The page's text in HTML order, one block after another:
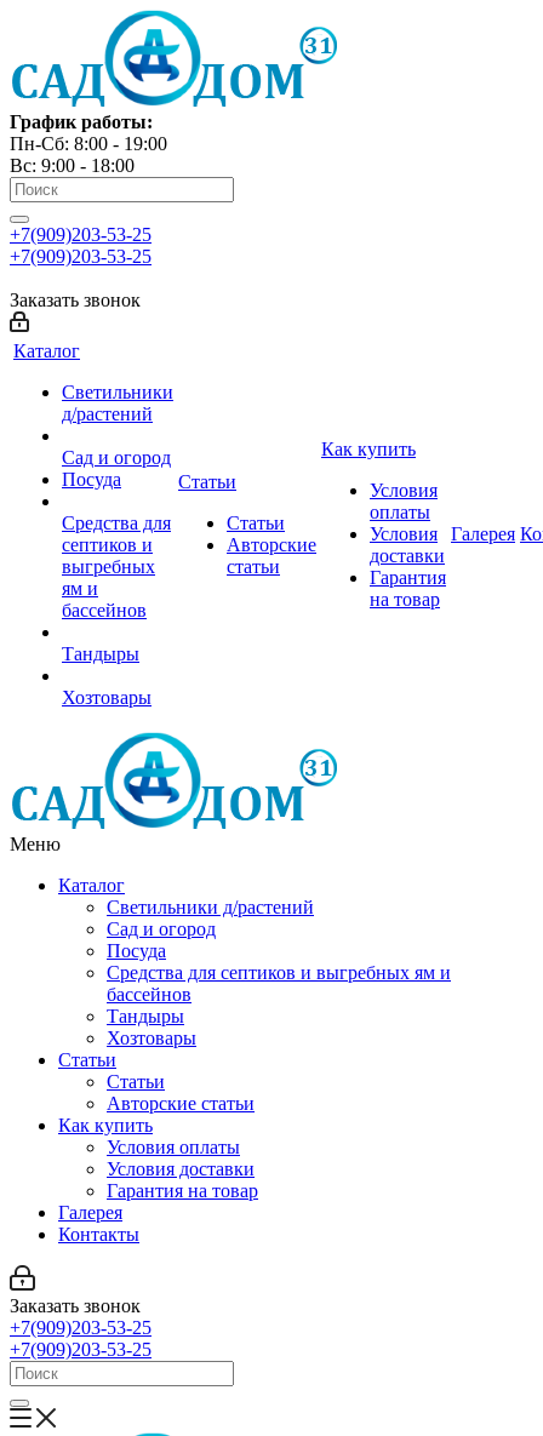
График работы:
Пн-Сб: 8:00 - 19:00
Вс: 9:00 - 18:00
+7(909)203-53-25
+7(909)203-53-25
Заказать звонок
Каталог
Светильники
д/растений
Сад и огород
Посуда
Средства для
септиков и
выгребных
ям и
бассейнов
Тандыры
Хозтовары
Статьи
Статьи
Авторские
статьи
Как купить
Условия
оплаты
Условия
доставки
Гарантия
на товар
Галерея
Меню
Каталог
Светильники д/растений
Сад и огород
Посуда
Средства для септиков и выгребных ям и
бассейнов
Тандыры
Хозтовары
Статьи
Статьи
Авторские статьи
Как купить
Условия оплаты
Условия доставки
Гарантия на товар
Галерея
Контакты
Заказать звонок
+7(909)203-53-25
+7(909)203-53-25